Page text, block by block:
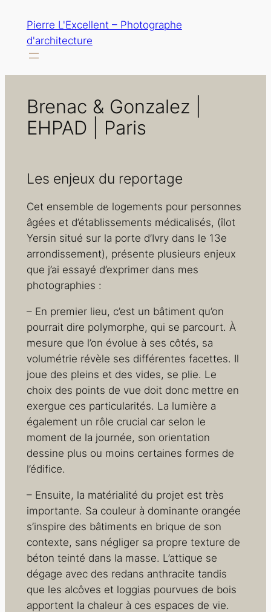
contenu
Pierre L'Excellent – Photographe
d'architecture
Brenac & Gonzalez |
EHPAD | Paris
Les enjeux du reportage
Cet ensemble de logements pour personnes
âgées et d’établissements médicalisés, (îlot
Yersin situé sur la porte d’Ivry dans le 13e
arrondissement), présente plusieurs enjeux
que j’ai essayé d’exprimer dans mes
photographies :
– En premier lieu, c’est un bâtiment qu’on
pourrait dire polymorphe, qui se parcourt. À
mesure que l’on évolue à ses côtés, sa
volumétrie révèle ses différentes facettes. Il
joue des pleins et des vides, se plie. Le
choix des points de vue doit donc mettre en
exergue ces particularités. La lumière a
également un rôle crucial car selon le
moment de la journée, son orientation
dessine plus ou moins certaines formes de
l’édifice.
– Ensuite, la matérialité du projet est très
importante. Sa couleur à dominante orangée
s’inspire des bâtiments en brique de son
contexte, sans négliger sa propre texture de
béton teinté dans la masse. L’attique se
dégage avec des redans anthracite tandis
que les alcôves et loggias pourvues de bois
apportent la chaleur à ces espaces de vie.